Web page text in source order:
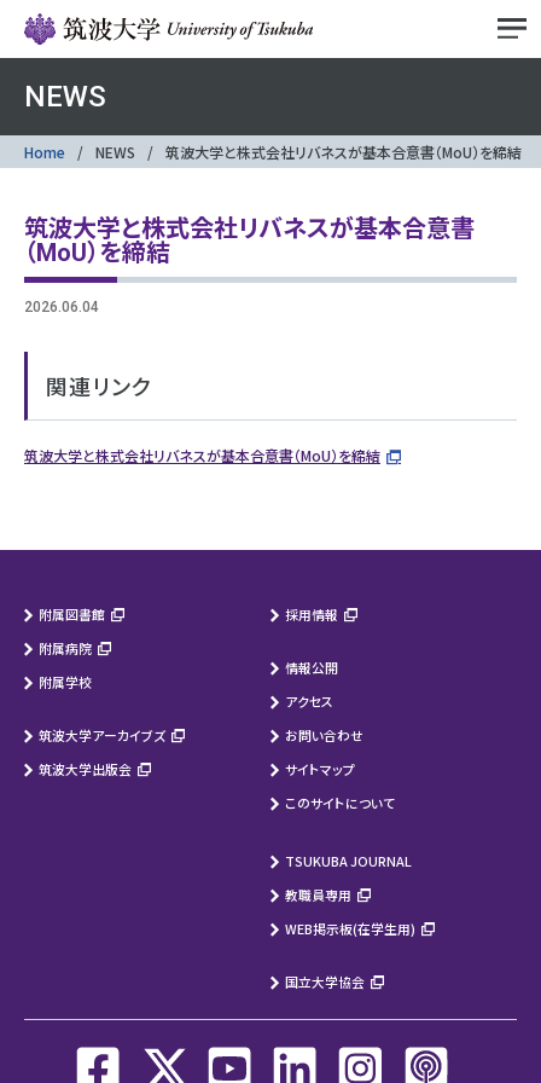
NEWS
Home NEWS 筑波大学と株式会社リバネスが基本合意書（MoU）を締結
筑波大学と株式会社リバネスが基本合意書
（MoU）を締結
2026.06.04
関連リンク
筑波大学と株式会社リバネスが基本合意書（MoU）を締結
附属図書館
附属病院
附属学校
筑波大学アーカイブズ
筑波大学出版会
採用情報
情報公開
アクセス
お問い合わせ
サイトマップ
このサイトについて
TSUKUBA JOURNAL
教職員専用
WEB掲示板(在学生用)
国立大学協会